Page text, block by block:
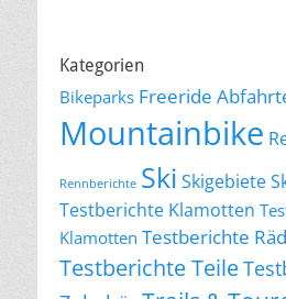
Kategorien
Bikeparks Freeride
Mountainbike
Rennberichte Ski Skigebiete
Testberichte Klamotten
Klamotten Testberichte
Testberichte Teile